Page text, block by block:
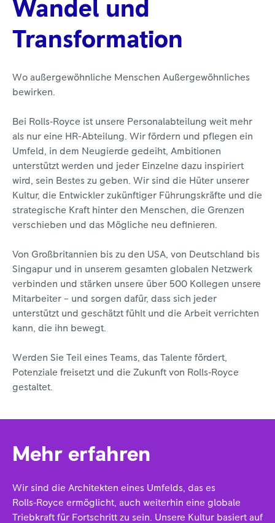
Wandel und
Transformation
Wo außergewöhnliche Menschen Außergewöhnliches
bewirken.
Bei Rolls‑Royce ist unsere Personalabteilung weit mehr
als nur eine HR-Abteilung. Wir fördern und pflegen ein
Umfeld, in dem Neugierde gedeiht, Ambitionen
unterstützt werden und jeder Einzelne dazu inspiriert
wird, sein Bestes zu geben. Wir sind die Hüter unserer
Kultur, die Entwickler zukünftiger Führungskräfte und die
strategische Kraft hinter den Menschen, die Grenzen
verschieben und das Mögliche neu definieren.
Von Großbritannien bis zu den USA, von Deutschland bis
Singapur und in unserem gesamten globalen Netzwerk
verbinden und stärken unsere über 500 Kollegen unsere
Mitarbeiter – und sorgen dafür, dass sich jeder
unterstützt und geschätzt fühlt und die Arbeit verrichten
kann, die ihn bewegt.
Werden Sie Teil eines Teams, das Talente fördert,
Potenziale freisetzt und die Zukunft von Rolls‑Royce
gestaltet.
Mehr erfahren
Wir sind die Architekten eines Umfelds, das es
Rolls‑Royce ermöglicht, auch weiterhin eine globale
Triebkraft für Fortschritt zu sein. Unsere Kultur basiert auf